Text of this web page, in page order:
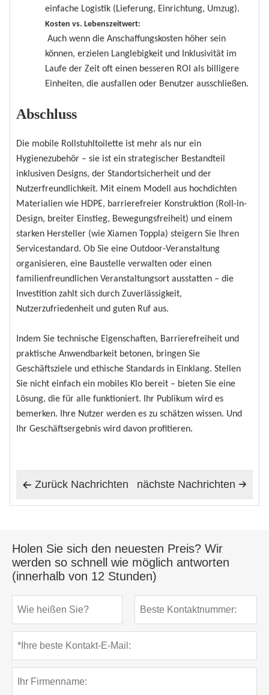
einfache Logistik (Lieferung, Einrichtung, Umzug).
Kosten vs. Lebenszeitwert:
Auch wenn die Anschaffungskosten höher sein
können, erzielen Langlebigkeit und Inklusivität im
Laufe der Zeit oft einen besseren ROI als billigere
Einheiten, die ausfallen oder Benutzer ausschließen.
Abschluss
Die mobile Rollstuhltoilette ist mehr als nur ein
Hygienezubehör – sie ist ein strategischer Bestandteil
inklusiven Designs, der Standortsicherheit und der
Nutzerfreundlichkeit. Mit einem Modell aus hochdichten
Materialien wie HDPE, barrierefreier Konstruktion (Roll-in-
Design, breiter Einstieg, Bewegungsfreiheit) und einem
starken Hersteller (wie Xiamen Toppla) steigern Sie Ihren
Servicestandard. Ob Sie eine Outdoor-Veranstaltung
organisieren, eine Baustelle verwalten oder einen
familienfreundlichen Veranstaltungsort ausstatten – die
Investition zahlt sich durch Zuverlässigkeit,
Nutzerzufriedenheit und guten Ruf aus.
Indem Sie technische Eigenschaften, Barrierefreiheit und
praktische Anwendbarkeit betonen, bringen Sie
Geschäftsziele und ethische Standards in Einklang. Stellen
Sie nicht einfach ein mobiles Klo bereit – bieten Sie eine
Lösung, die für alle funktioniert. Ihr Publikum wird es
bemerken. Ihre Nutzer werden es zu schätzen wissen. Und
Ihr Geschäftsergebnis wird davon profitieren.
 Zurück Nachrichten 
nächste Nachrichten
Holen Sie sich den neuesten Preis? Wir
werden so schnell wie möglich antworten
(innerhalb von 12 Stunden)